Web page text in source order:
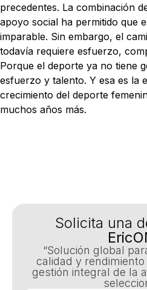
precedentes. La combinación
apoyo social ha permitido que
imparable. Sin embargo, el
todavía requiere esfuerzo,
Porque el deporte ya no tiene
esfuerzo y talento. Y esa es la
crecimiento del deporte
muchos años más.
Solicita una
“Solución global
calidad y
gestión integral de la